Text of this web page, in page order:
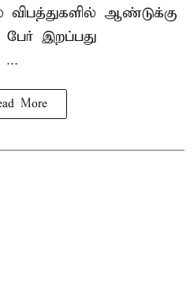
விபத்துகளில் ஆண்டுக்கு
பேர் இறப்பது
...
More